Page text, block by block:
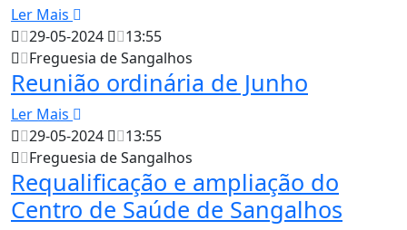
Ler Mais
29-05-2024
13:55
Freguesia de Sangalhos
Reunião ordinária de Junho
Ler Mais
29-05-2024
13:55
Freguesia de Sangalhos
Requalificação e ampliação do
Centro de Saúde de Sangalhos